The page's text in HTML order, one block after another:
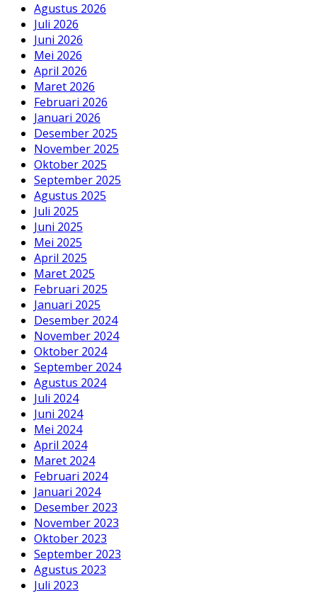
Agustus 2026
Juli 2026
Juni 2026
Mei 2026
April 2026
Maret 2026
Februari 2026
Januari 2026
Desember 2025
November 2025
Oktober 2025
September 2025
Agustus 2025
Juli 2025
Juni 2025
Mei 2025
April 2025
Maret 2025
Februari 2025
Januari 2025
Desember 2024
November 2024
Oktober 2024
September 2024
Agustus 2024
Juli 2024
Juni 2024
Mei 2024
April 2024
Maret 2024
Februari 2024
Januari 2024
Desember 2023
November 2023
Oktober 2023
September 2023
Agustus 2023
Juli 2023